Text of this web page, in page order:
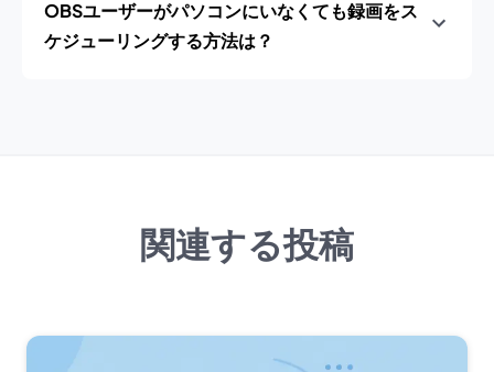
OBSユーザーがパソコンにいなくても録画をス
ケジューリングする方法は？
関連する投稿